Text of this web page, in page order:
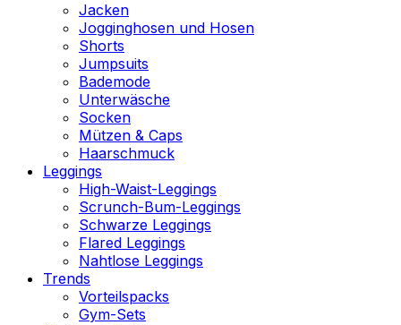
Jacken
Jogginghosen und Hosen
Shorts
Jumpsuits
Bademode
Unterwäsche
Socken
Mützen & Caps
Haarschmuck
Leggings
High-Waist-Leggings
Scrunch-Bum-Leggings
Schwarze Leggings
Flared Leggings
Nahtlose Leggings
Trends
Vorteilspacks
Gym-Sets